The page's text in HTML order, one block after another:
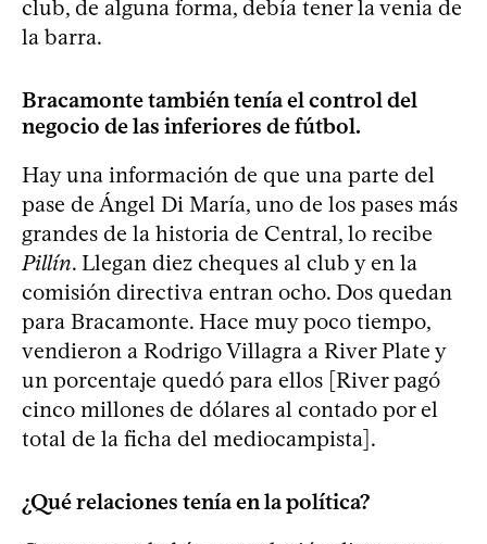
club, de alguna forma, debía tener la venia de
la barra.
Bracamonte también tenía el control del
negocio de las inferiores de fútbol.
Hay una información de que una parte del
pase de Ángel Di María, uno de los pases más
grandes de la historia de Central, lo recibe
Pillín. Llegan diez cheques al club y en la
comisión directiva entran ocho. Dos quedan
para Bracamonte. Hace muy poco tiempo,
vendieron a Rodrigo Villagra a River Plate y
un porcentaje quedó para ellos [River pagó
cinco millones de dólares al contado por el
total de la ficha del mediocampista].
¿Qué relaciones tenía en la política?